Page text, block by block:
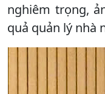
nghiêm trọng,
quả quản lý nhà